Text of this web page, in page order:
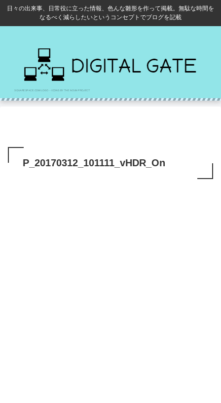
日々の出来事、日常役に立った情報、色んな雛形を作って掲載。無駄な時間を
なるべく減らしたいというコンセプトでブログを記載
P_20170312_101111_vHDR_On